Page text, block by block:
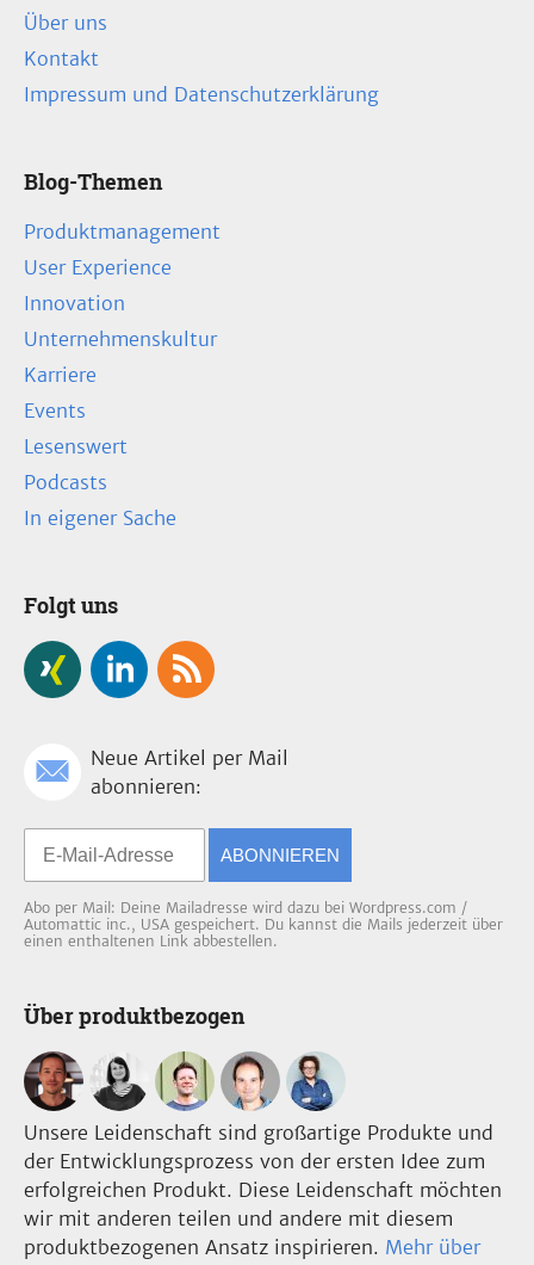
Über uns
Kontakt
Impressum und Datenschutzerklärung
Blog-Themen
Produktmanagement
User Experience
Innovation
Unternehmenskultur
Karriere
Events
Lesenswert
Podcasts
In eigener Sache
Folgt uns
Neue Artikel per Mail
abonnieren:
ABONNIEREN
Abo per Mail: Deine Mailadresse wird dazu bei Wordpress.com /
Automattic inc., USA gespeichert. Du kannst die Mails jederzeit über
einen enthaltenen Link abbestellen.
Über produktbezogen
Unsere Leidenschaft sind großartige Produkte und
der Entwicklungsprozess von der ersten Idee zum
erfolgreichen Produkt. Diese Leidenschaft möchten
wir mit anderen teilen und andere mit diesem
produktbezogenen Ansatz inspirieren. Mehr über